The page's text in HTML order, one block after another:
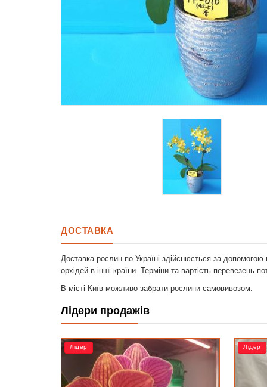
ДОСТАВКА
Доставка рослин по Україні здійснюється за
орхідей в інші країни. Терміни та вартість перевезень
В місті Київ можливо забрати рослини самовивозом.
Лідери продажів
Лідер